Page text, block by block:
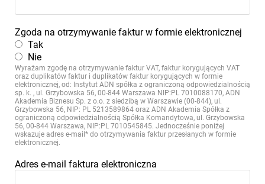
Zgoda na otrzymywanie faktur w formie elektronicznej
Tak
Nie
Wyrażam zgodę na otrzymywanie faktur VAT, faktur korygujących VAT
oraz duplikatów faktur i duplikatów faktur korygujących w formie
elektronicznej, od: Instytut ADN spółka z ograniczoną odpowiedzialnością
sp. k. , ul. Grzybowska 56, 00-844 Warszawa NIP:PL 7010088170, ADN
Akademia Biznesu Sp. z o.o. z siedzibą w Warszawie (00-844), ul.
Grzybowska 56, NIP: PL 5213589864 oraz ADN Akademia Spółka z
ograniczoną odpowiedzialnością Spółka Komandytowa, ul. Grzybowska
56, 00-844 Warszawa, NIP:PL 7010545845. Jednocześnie poniżej
wskazuje adres e-mail* do otrzymywania faktur przesłanych w formie
elektronicznej.
Adres e-mail faktura elektroniczna